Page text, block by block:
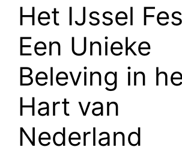
Het IJssel
Een Unieke
Beleving in
Hart van
Nederland